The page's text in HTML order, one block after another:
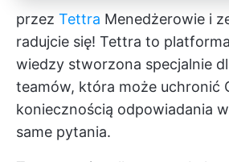
przez Tettra Menedżerowie i
radujcie się! Tettra to
wiedzy stworzona specjalnie
teamów, która może uchronić
koniecznością odpowiadania
same pytania.